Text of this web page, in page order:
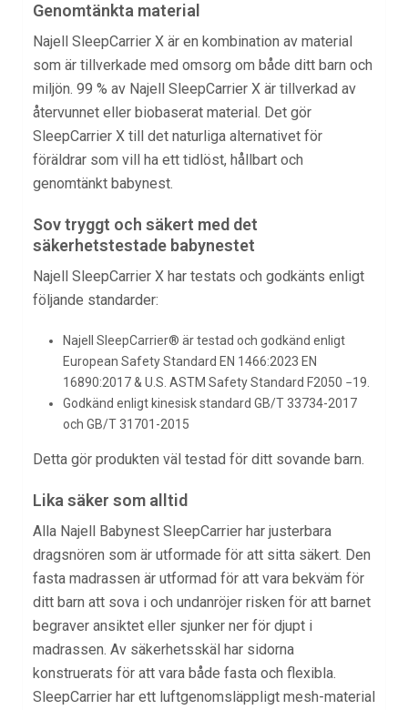
Genomtänkta material
Najell SleepCarrier X är en kombination av material
som är tillverkade med omsorg om både ditt barn och
miljön. 99 % av Najell SleepCarrier X är tillverkad av
återvunnet eller biobaserat material. Det gör
SleepCarrier X till det naturliga alternativet för
föräldrar som vill ha ett tidlöst, hållbart och
genomtänkt babynest.
Sov tryggt och säkert med det
säkerhetstestade babynestet
Najell SleepCarrier X har testats och godkänts enligt
följande standarder:
Najell SleepCarrier® är testad och godkänd enligt
European Safety Standard EN 1466:2023 EN
16890:2017 & U.S. ASTM Safety Standard F2050 −19.
Godkänd enligt kinesisk standard GB/T 33734-2017
och GB/T 31701-2015
Detta gör produkten väl testad för ditt sovande barn.
Lika säker som alltid
Alla Najell Babynest SleepCarrier har justerbara
dragsnören som är utformade för att sitta säkert. Den
fasta madrassen är utformad för att vara bekväm för
ditt barn att sova i och undanröjer risken för att barnet
begraver ansiktet eller sjunker ner för djupt i
madrassen. Av säkerhetsskäl har sidorna
konstruerats för att vara både fasta och flexibla.
SleepCarrier har ett luftgenomsläppligt mesh-material